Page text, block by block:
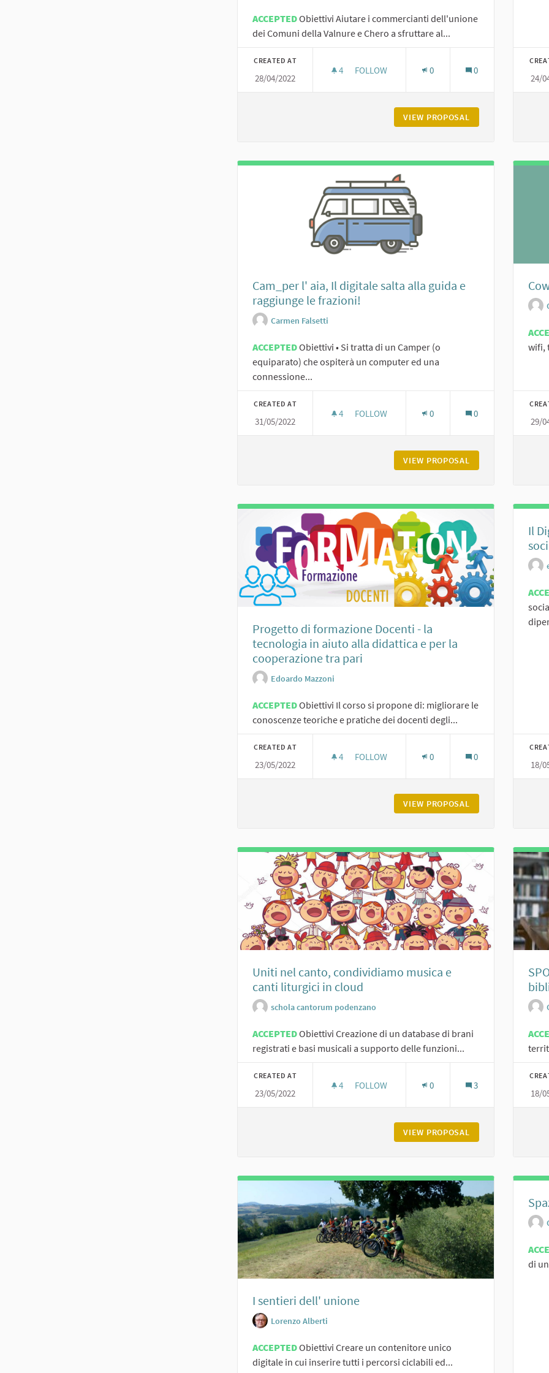
ACCEPTEDObiettivi Aiutare i commercianti dell'unione
dei Comuni della Valnure e Chero a sfruttare al...
CREATED AT
28/04/2022
4 4 FOLLOWERS
FOLLOW
GOOGLE E I SOCIAL MEDIA PER FARSI TROVARE
0 0
VIEW PROPOSAL GOOGLE E I
24/
Cam_per l' aia, Il digitale salta alla guida e
raggiunge le frazioni!
Carmen Falsetti
ACCEPTEDObiettivi • Si tratta di un Camper (o
equiparato) che ospiterà un computer ed una
connessione...
CREATED AT
31/05/2022
4 4 FOLLOWERS
FOLLOW 0 0
VIEW PROPOSAL CAM_PER L' AIA,
wifi,
29/
Progetto di formazione Docenti - la
tecnologia in aiuto alla didattica e per la
cooperazione tra pari
Edoardo Mazzoni
ACCEPTEDObiettivi Il corso si propone di: migliorare le
conoscenze teoriche e pratiche dei docenti degli...
CREATED AT
23/05/2022
4 4 FOLLOWERS
FOLLOW
PROGETTO DI FORMAZIONE DOCENTI - LA
0 0
VIEW PROPOSAL PROGETTO DI
Il
18/
Uniti nel canto, condividiamo musica e
canti liturgici in cloud
schola cantorum podenzano
ACCEPTEDObiettivi Creazione di un database di brani
registrati e basi musicali a supporto delle funzioni...
CREATED AT
23/05/2022
4 4 FOLLOWERS
FOLLOW
UNITI NEL CANTO, CONDIVIDIAMO MUSICA E
0 3
VIEW PROPOSAL UNITI NEL
18/
I sentieri dell' unione
Lorenzo Alberti
ACCEPTEDObiettivi Creare un contenitore unico
digitale in cui inserire tutti i percorsi ciclabili ed...
di